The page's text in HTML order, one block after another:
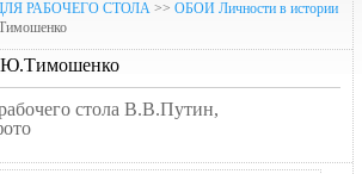
РАБОЧЕГО СТОЛА >> ОБОИ Личности в истории
стола В.В.Путин,